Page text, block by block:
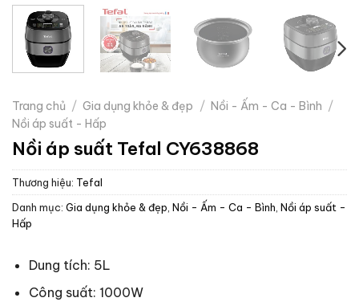
Trang chủ / Gia dụng khỏe & đẹp / Nồi - Ấm - Ca - Bình /
Nồi áp suất - Hấp
Nồi áp suất Tefal CY638868
Thương hiệu: Tefal
Danh mục: Gia dụng khỏe & đẹp Nồi - Ấm - Ca - Bình Nồi áp suất -
Hấp
Dung tích: 5L
Công suất: 1000W